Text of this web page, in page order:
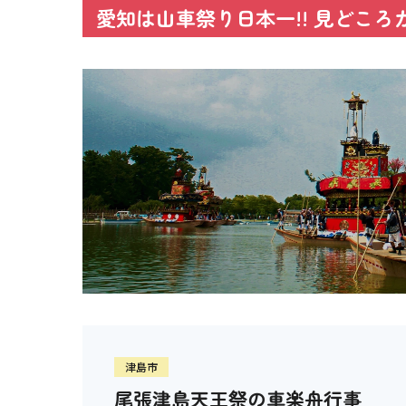
愛知は山車祭り日本一!! 見どころ
津島市
尾張津島天王祭の車楽舟行事